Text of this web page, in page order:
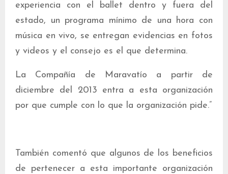
experiencia con el ballet dentro y fuera del
estado, un programa mínimo de una hora con
música en vivo, se entregan evidencias en fotos
y videos y el consejo es el que determina.
La Compañía de Maravatío a partir de
diciembre del 2013 entra a esta organización
por que cumple con lo que la organización pide.”
También comentó que algunos de los beneficios
de pertenecer a esta importante organización